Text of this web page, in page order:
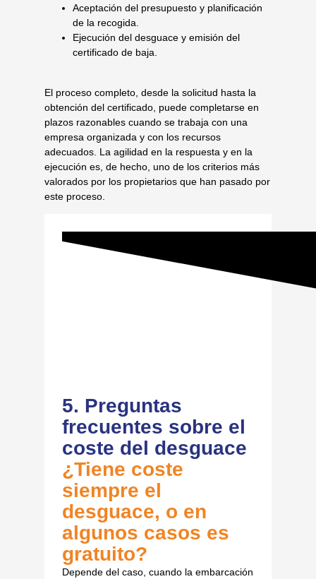
Aceptación del presupuesto y planificación
de la recogida.
Ejecución del desguace y emisión del
certificado de baja.
El proceso completo, desde la solicitud hasta la
obtención del certificado, puede completarse en
plazos razonables cuando se trabaja con una
empresa organizada y con los recursos
adecuados. La agilidad en la respuesta y en la
ejecución es, de hecho, uno de los criterios más
valorados por los propietarios que han pasado por
este proceso.
5. Preguntas
frecuentes sobre el
coste del desguace
¿Tiene coste
siempre el
desguace, o en
algunos casos es
gratuito?
Depende del caso, cuando la embarcación